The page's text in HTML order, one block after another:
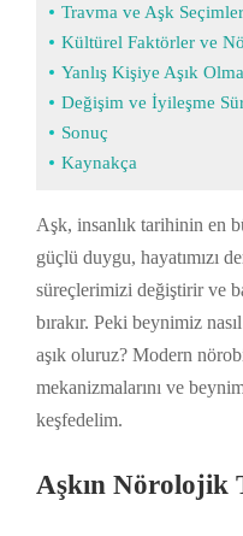
Travma ve Aşk
Kültürel Faktörler ve
Yanlış Kişiye Aşık
Değişim ve İyileşme
Sonuç
Kaynakça
Aşk, insanlık tarihinin en
güçlü duygu, hayatımızı
süreçlerimizi değiştirir ve
bırakır. Peki beynimiz
aşık oluruz? Modern
mekanizmalarını ve
keşfedelim.
Aşkın Nörolojik